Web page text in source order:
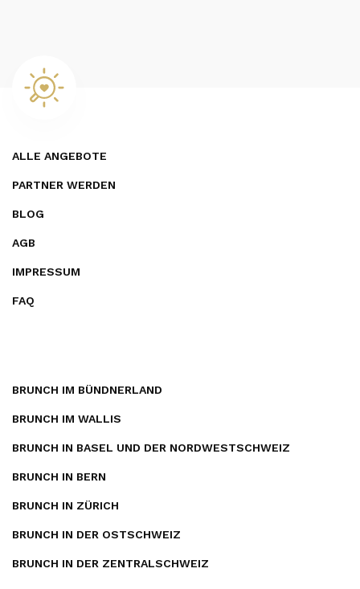
ALLE ANGEBOTE
PARTNER WERDEN
BLOG
AGB
IMPRESSUM
FAQ
BRUNCH IM BÜNDNERLAND
BRUNCH IM WALLIS
BRUNCH IN BASEL UND DER NORDWESTSCHWEIZ
BRUNCH IN BERN
BRUNCH IN ZÜRICH
BRUNCH IN DER OSTSCHWEIZ
BRUNCH IN DER ZENTRALSCHWEIZ